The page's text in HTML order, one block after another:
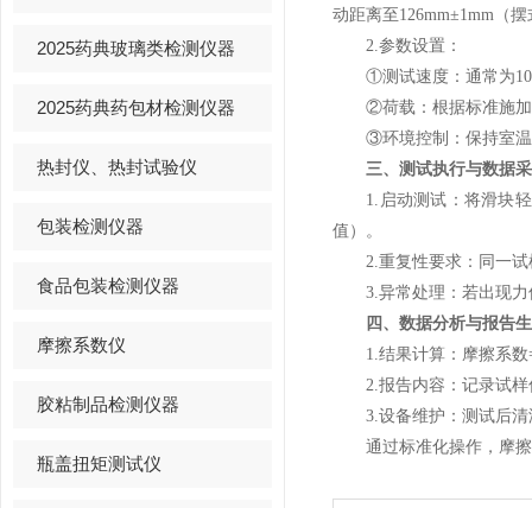
2025药典玻璃类检测仪器
2025药典药包材检测仪器
热封仪、热封试验仪
包装检测仪器
食品包装检测仪器
摩擦系数仪
胶粘制品检测仪器
瓶盖扭矩测试仪
动距离至126mm±1mm（
2.参数设置：
①测试速度：通常为
②荷载：根据标准施加
③环境控制：保持室温
三、测试执行与数据
1.启动测试：将滑块轻
值）。
2.重复性要求：同一试
3.异常处理：若出现力
四、数据分析与报告
1.结果计算：摩擦系数=
2.报告内容：记录试样
3.设备维护：测试后清
通过标准化操作，摩擦